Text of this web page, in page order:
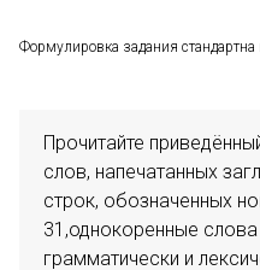
Формулировка задания
Прочитайте
слов, напечатанных
строк, обозначенных
31,однокоренные
грамматически и